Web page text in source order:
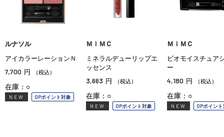
ルナソル
アイカラーレーションＮ
7,700 円 （税込）
在庫：○
NEW OPポイント対象
ＭｉＭＣ
ミネラルデューリップエ
ッセンス
3,663 円 （税込）
在庫：○
NEW OPポイント対象
ＭｉＭＣ
ビオモイスチュア
ー
4,180 円 （税込）
在庫：○
NEW OPポイン